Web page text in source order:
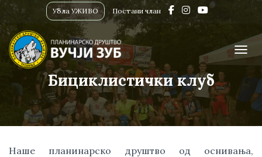
Убла УЖИВО Постани члан
Бициклистички клуб
Наше планинарско друштво од оснивања,